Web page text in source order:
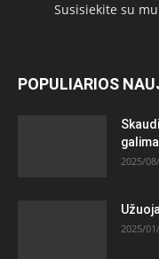
Susisiekite su
POPULIARIOS
2025/
2025/